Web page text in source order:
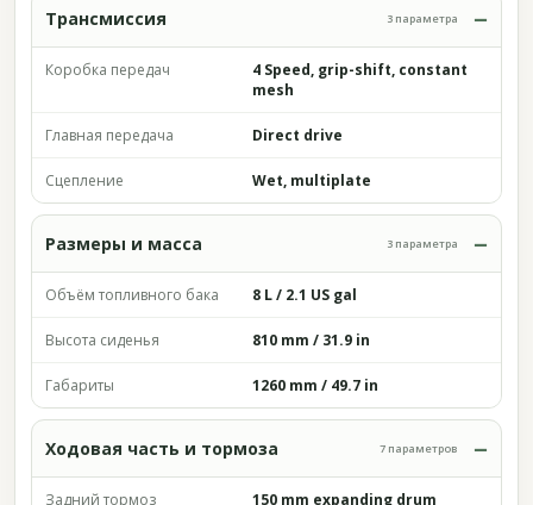
Трансмиссия 3 параметра
Коробка передач
4 Speed, grip-shift, constant
mesh
Главная передача Direct drive
Сцепление Wet, multiplate
Размеры и масса 3 параметра
Объём топливного бака 8 L / 2.1 US gal
Высота сиденья 810 mm / 31.9 in
Габариты 1260 mm / 49.7 in
Ходовая часть и тормоза 7 параметров
Задний тормоз 150 mm expanding drum